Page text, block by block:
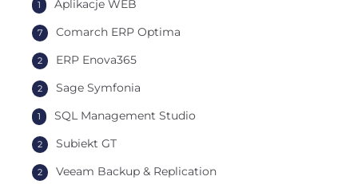
Aplikacje WEB
1
Comarch ERP Optima
7
ERP Enova365
2
Sage Symfonia
2
SQL Management Studio
1
Subiekt GT
2
Veeam Backup & Replication
2